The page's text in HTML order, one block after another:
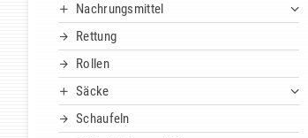
Nachrungsmittel
Rettung
Rollen
Säcke
Schaufeln